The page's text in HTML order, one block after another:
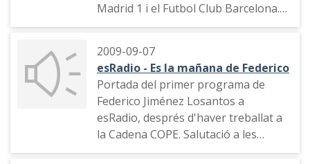
Madrid 1 i el Futbol Club Barcelona.
Narració d'un gol del Barça
2009-09-07
esRadio - Es la mañana de Federico
Portada del primer programa de
Federico Jiménez Losantos a
esRadio, després d'haver treballat a
la Cadena COPE. Salutació a les
redactores, programació d'esRadio